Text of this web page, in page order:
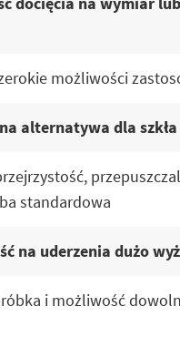
możliwości
alternatywa dla szkła
standardowa
na uderzenia dużo
i możliwość